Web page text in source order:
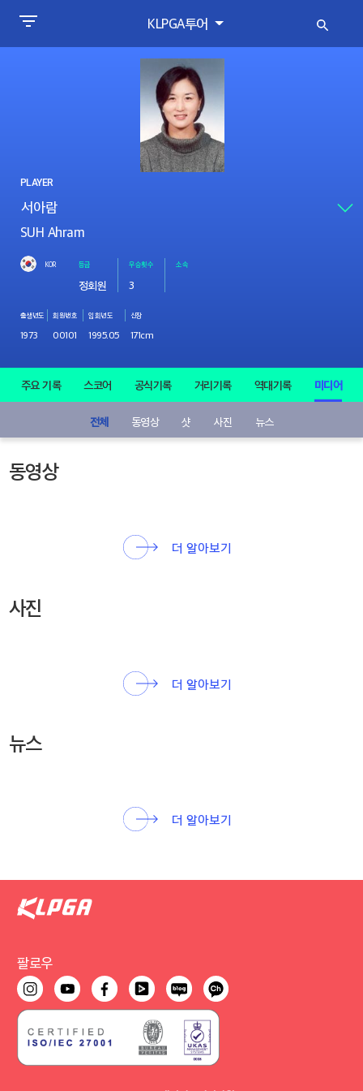
KLPGA투어
PLAYER
SUH Ahram
KOR 등급
정회원
우승횟수
3
소속
출생년도
1973
회원번호
00101
입회년도
1995.05
신장
171cm
주요 기록 스코어 공식기록 거리기록 역대기록 미디어
전체 동영상 샷 사진 뉴스
동영상
더 알아보기
사진
더 알아보기
뉴스
더 알아보기
팔로우